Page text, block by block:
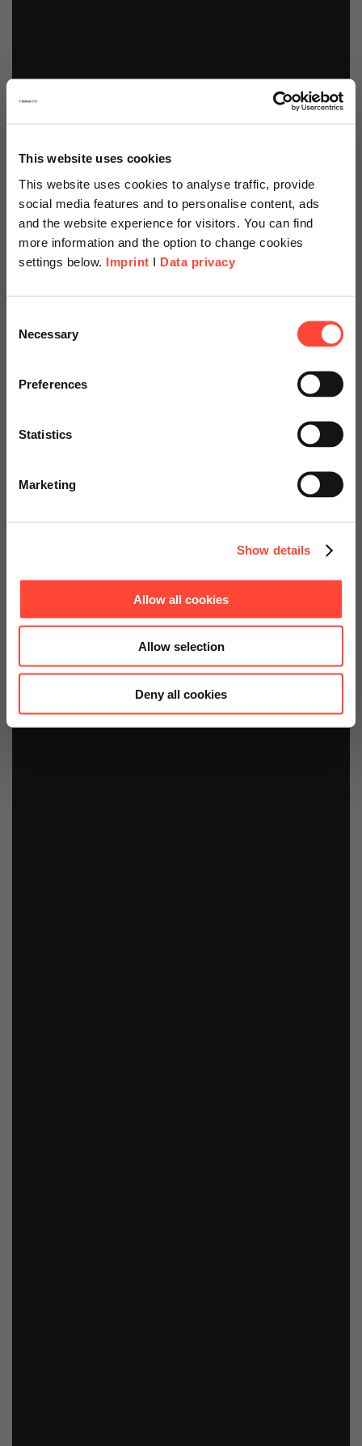
This website uses cookies
This website uses cookies to analyse traffic, provide
social media features and to personalise content, ads
and the website experience for visitors. You can find
more information and the option to change cookies
settings below. Imprint I Data privacy
Selection
Necessary
Preferences
Statistics
Marketing
Show details
Allow all cookies
Allow selection
Deny all cookies
Einführung von
specially adapted offers and